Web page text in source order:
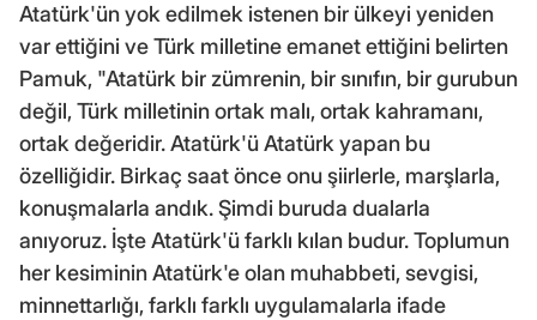
Atatürk'ün yok edilmek istenen bir ülkeyi yeniden
var ettiğini ve Türk milletine emanet ettiğini belirten
Pamuk, "Atatürk bir zümrenin, bir sınıfın, bir gurubun
değil, Türk milletinin ortak malı, ortak kahramanı,
ortak değeridir. Atatürk'ü Atatürk yapan bu
özelliğidir. Birkaç saat önce onu şiirlerle, marşlarla,
konuşmalarla andık. Şimdi buruda dualarla
anıyoruz. İşte Atatürk'ü farklı kılan budur. Toplumun
her kesiminin Atatürk'e olan muhabbeti, sevgisi,
minnettarlığı, farklı farklı uygulamalarla ifade